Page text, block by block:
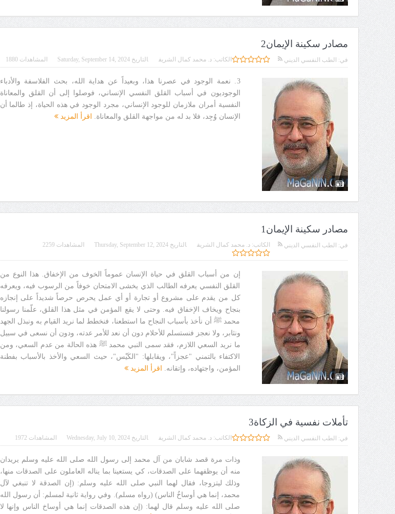
مصادر سكينة الإيمان2
الكاتب:د. محمد كمال الشريف التاريخSaturday, September 14, 2024 في: الطب النفسي الديني المشاهدات 1880
3. نعمة الوجود في عصرنا هذا، وبعيداً عن هداية الله، بحث الفلاسفة والأدباء
الوجوديون في أسباب القلق النفسي الإنساني، فوصلوا إلى أن القلق والمعاناة
النفسية أمران ملازمان للوجود الإنساني، مجرد الوجود في هذه الحياة، إذ طالما أن
الإنسان وُجِد، فلا بد له من مواجهة القلق والمعاناة.
اقرأ المزيد
مصادر سكينة الإيمان1
الكاتب:د. محمد كمال الشريف التاريخThursday, September 12, 2024 في: الطب النفسي الديني المشاهدات 2259
إن من أسباب القلق في حياة الإنسان عموماً الخوف من الإخفاق. هذا النوع من
القلق النفسي يعرفه الطالب الذي يخشى الامتحان خوفاً من الرسوب فيه، ويعرفه
كل من يقدم على مشروع أو تجارة أو أي عمل يحرص حرصاً شديداً على إنجازه
بنجاح ويخاف الإخفاق فيه. وحتى لا يقع المؤمن في مثل هذا القلق، علّمنا رسولنا
محمد ﷺ أن نأخذ بأسباب النجاح ما استطعنا، فنخطط لما نريد القيام به ونبذل الجهد
ونثابر، ولا نعجز فنستسلم للأحلام دون أن نعد للأمر عدته، ودون أن نسعى في سبيل
ما نريد السعي اللازم، فقد سمى النبي محمد ﷺ هذه الحالة من عدم السعي، ومن
الاكتفاء بالتمني "عجزاً"، ويقابلها: "الكَيْس"، حيث السعي والأخذ بالأسباب بفطنة
المؤمن، واجتهاده، وإتقانه.
اقرأ المزيد
تأملات نفسية في الزكاة3
الكاتب:د. محمد كمال الشريف التاريخWednesday, July 10, 2024 في: الطب النفسي الديني المشاهدات 1972
وذات مرة قصد شابان من آل محمد إلى رسول الله صلى الله عليه وسلم يريدان
منه أن يوظفهما على الصدقات، كي يستعينا بما يناله العاملون على الصدقات منها،
وذلك ليتزوجا، فقال لهما النبي صلى الله عليه وسلم: (إن الصدقة لا تنبغي لآل
محمد، إنما هي أوساخُ الناس) (رواه مسلم). وفي رواية ثانية لمسلم: أن رسول الله
صلى الله عليه وسلم قال لهما: (إن هذه الصدقات إنما هي أوساخ الناس وإنها لا